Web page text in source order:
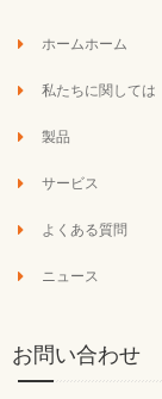
ホームホーム
私たちに関しては
製品
サービス
よくある質問
ニュース
お問い合わせ